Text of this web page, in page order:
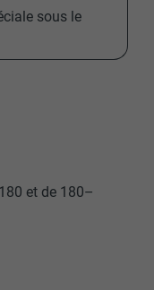
sous le
et de 180–